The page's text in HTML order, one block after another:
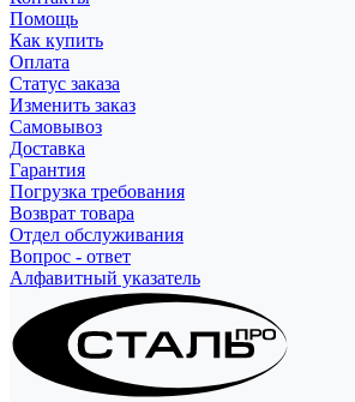
Помощь
Как купить
Оплата
Статус заказа
Изменить заказ
Самовывоз
Доставка
Гарантия
Погрузка требования
Возврат товара
Отдел обслуживания
Вопрос - ответ
Алфавитный указатель